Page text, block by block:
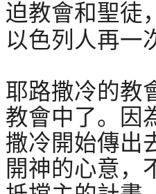
迫教會和聖徒
以色列人再一
耶路撒冷的教
教會中了。因
撒冷開始傳出
開神的心意，